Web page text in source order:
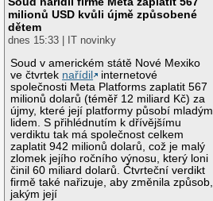
milionů USD kvůli újmě způsobené
dětem
dnes 15:33 | IT novinky
Soud v americkém státě Nové Mexiko
ve čtvrtek nařídil
internetové
společnosti Meta Platforms zaplatit 567
milionů dolarů (téměř 12 miliard Kč) za
újmy, které její platformy působí mladým
lidem. S přihlédnutím k dřívějšímu
verdiktu tak má společnost celkem
zaplatit 942 milionů dolarů, což je malý
zlomek jejího ročního výnosu, který loni
činil 60 miliard dolarů. Čtvrteční verdikt
firmě také nařizuje, aby změnila způsob,
jakým její